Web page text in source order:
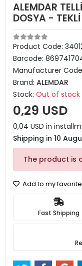
ALEMDAR
DOSYA - TEKLİ
Product Code:
Barcode:
Manufacturer
Brand: ALEMDAR
Stock: Out of stock
0,29 USD
0,04 USD in
Shipping in 10
The product is
Add to my
Fast Shipping